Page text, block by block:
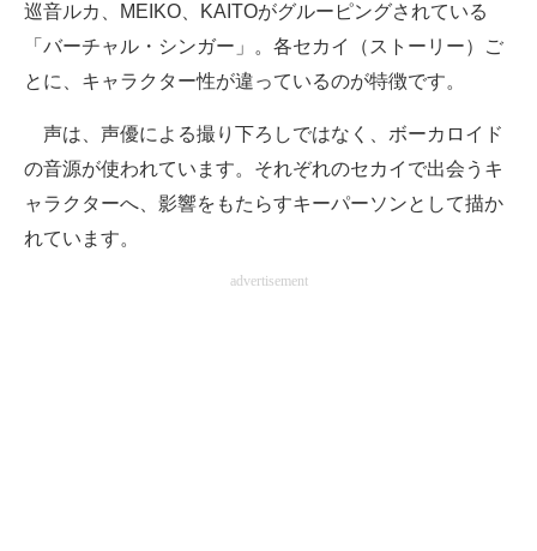
巡音ルカ、MEIKO、KAITOがグルーピングされている
「バーチャル・シンガー」。各セカイ（ストーリー）ご
とに、キャラクター性が違っているのが特徴です。
声は、声優による撮り下ろしではなく、ボーカロイド
の音源が使われています。それぞれのセカイで出会うキ
ャラクターへ、影響をもたらすキーパーソンとして描か
れています。
advertisement